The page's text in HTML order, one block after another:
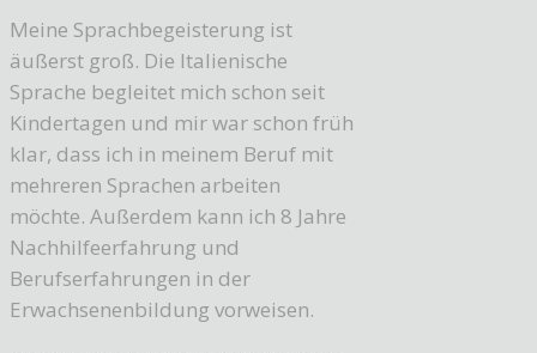
Meine Sprachbegeisterung ist
äußerst groß. Die Italienische
Sprache begleitet mich schon seit
Kindertagen und mir war schon früh
klar, dass ich in meinem Beruf mit
mehreren Sprachen arbeiten
möchte. Außerdem kann ich 8 Jahre
Nachhilfeerfahrung und
Berufserfahrungen in der
Erwachsenenbildung vorweisen.